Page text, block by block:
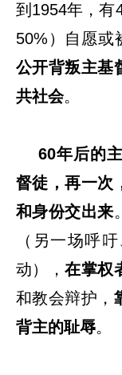
到1954年，有
50%）自愿或
公开背叛主基
共社会。
60年后的
督徒，再一次
和身份交出来
（另一场呼
动），在掌权
和教会辩护，
背主的耻辱。